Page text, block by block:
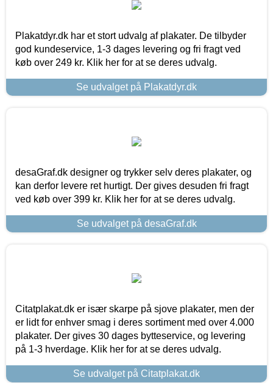
Plakatdyr.dk har et stort udvalg af plakater. De tilbyder
god kundeservice, 1-3 dages levering og fri fragt ved
køb over 249 kr. Klik her for at se deres udvalg.
Se udvalget på Plakatdyr.dk
desaGraf.dk designer og trykker selv deres plakater, og
kan derfor levere ret hurtigt. Der gives desuden fri fragt
ved køb over 399 kr. Klik her for at se deres udvalg.
Se udvalget på desaGraf.dk
Citatplakat.dk er især skarpe på sjove plakater, men der
er lidt for enhver smag i deres sortiment med over 4.000
plakater. Der gives 30 dages bytteservice, og levering
på 1-3 hverdage. Klik her for at se deres udvalg.
Se udvalget på Citatplakat.dk